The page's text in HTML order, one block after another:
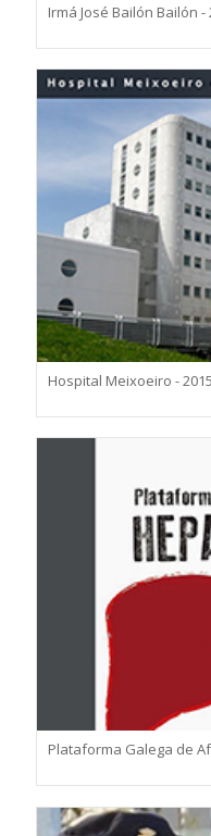
Irmá José Bailón Bailón -
Hospital Meixoeiro - 2015
Plataforma Galega de